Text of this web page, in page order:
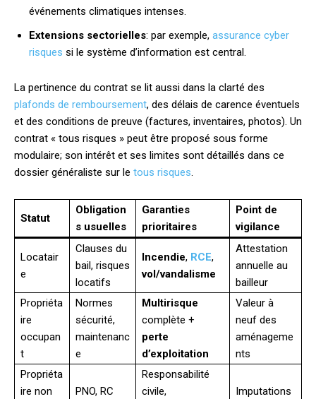
événements climatiques intenses.
Extensions sectorielles: par exemple, assurance cyber
risques si le système d’information est central.
La pertinence du contrat se lit aussi dans la clarté des
plafonds de remboursement, des délais de carence éventuels
et des conditions de preuve (factures, inventaires, photos). Un
contrat « tous risques » peut être proposé sous forme
modulaire; son intérêt et ses limites sont détaillés dans ce
dossier généraliste sur le tous risques.
Statut
Obligation
s usuelles
Garanties
prioritaires
Point de
vigilance
Locatair
e
Clauses du
bail, risques
locatifs
Incendie, RCE,
vol/vandalisme
Attestation
annuelle au
bailleur
Propriéta
ire
occupan
t
Normes
sécurité,
maintenanc
e
Multirisque
complète +
perte
d’exploitation
Valeur à
neuf des
aménageme
nts
Propriéta
ire non
PNO, RC
Responsabilité
civile,
Imputations